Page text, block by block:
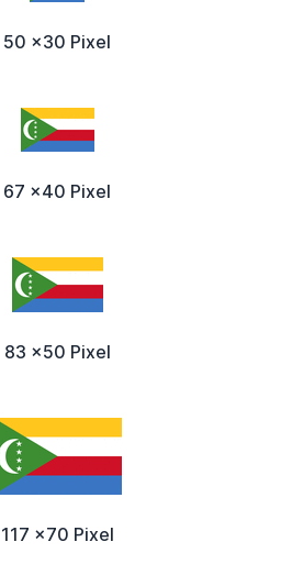
50 x30 Pixel
67 x40 Pixel
83 x50 Pixel
117 x70 Pixel